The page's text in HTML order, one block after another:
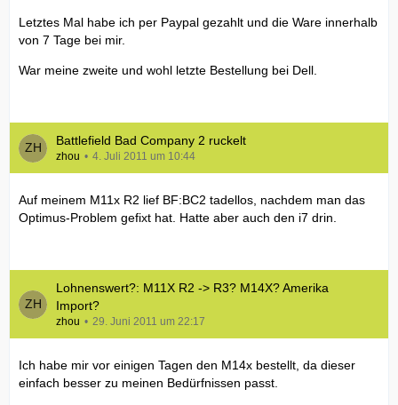
Letztes Mal habe ich per Paypal gezahlt und die Ware innerhalb
von 7 Tage bei mir.
War meine zweite und wohl letzte Bestellung bei Dell.
Battlefield Bad Company 2 ruckelt
zhou 4. Juli 2011 um 10:44
Auf meinem M11x R2 lief BF:BC2 tadellos, nachdem man das
Optimus-Problem gefixt hat. Hatte aber auch den i7 drin.
Lohnenswert?: M11X R2 -> R3? M14X? Amerika
Import?
zhou 29. Juni 2011 um 22:17
Ich habe mir vor einigen Tagen den M14x bestellt, da dieser
einfach besser zu meinen Bedürfnissen passt.